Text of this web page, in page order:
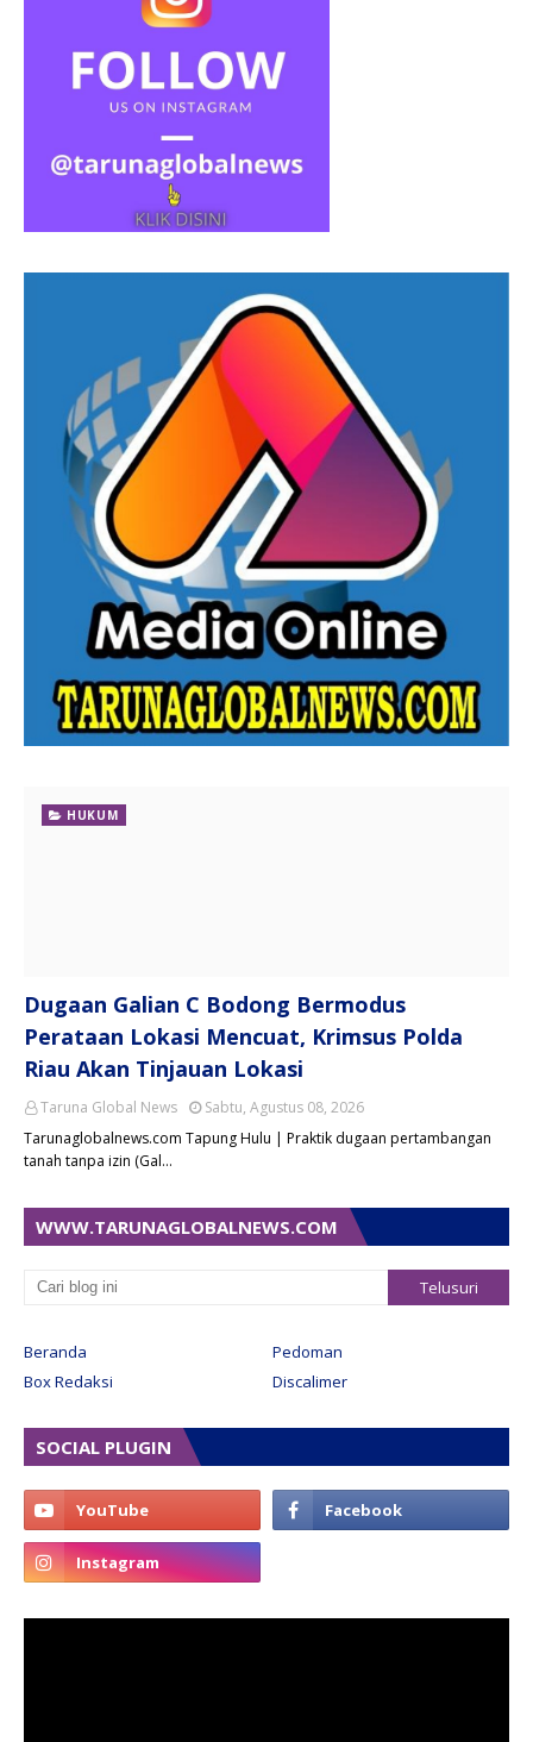
HUKUM
Dugaan Galian C Bodong Bermodus
Perataan Lokasi Mencuat, Krimsus Polda
Riau Akan Tinjauan Lokasi
Taruna Global News
Sabtu, Agustus 08, 2026
Tarunaglobalnews.com Tapung Hulu | Praktik dugaan pertambangan
tanah tanpa izin (Gal…
WWW.TARUNAGLOBALNEWS.COM
Beranda
Pedoman
Box Redaksi
Discalimer
SOCIAL PLUGIN